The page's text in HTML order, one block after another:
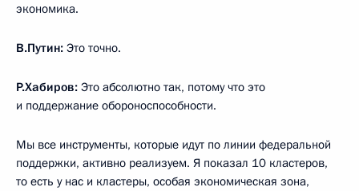
экономика.
В.Путин: Это точно.
Р.Хабиров: Это абсолютно так, потому что это
и поддержание обороноспособности.
Мы все инструменты, которые идут по линии федеральной
поддержки, активно реализуем. Я показал 10 кластеров,
то есть у нас и кластеры, особая экономическая зона,